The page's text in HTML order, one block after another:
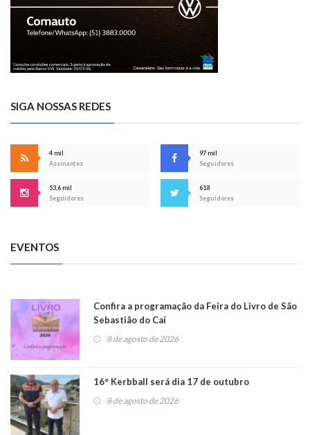
SIGA NOSSAS REDES
4 mil
Assinantes
97 mil
Seguidores
53,6 mil
Seguidores
618
Seguidores
EVENTOS
Confira a programação da Feira do Livro de São
Sebastião do Caí
8 de agosto de 2026
16° Kerbball será dia 17 de outubro
8 de agosto de 2026